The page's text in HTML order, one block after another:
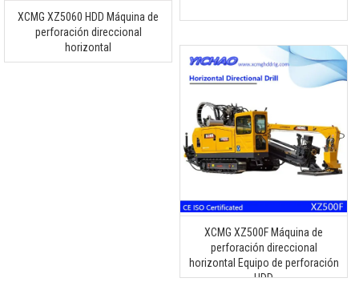
XCMG XZ5060 HDD Máquina de
perforación direccional
horizontal
XCMG XZ500F Máquina de
perforación direccional
horizontal Equipo de perforación
HDD